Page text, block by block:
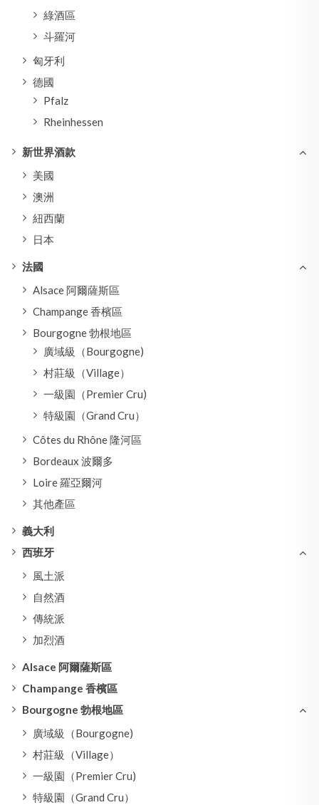
綠酒區
斗羅河
匈牙利
德國
Pfalz
Rheinhessen
新世界酒款
美國
澳洲
紐西蘭
日本
法國
Alsace 阿爾薩斯區
Champange 香檳區
Bourgogne 勃根地區
廣域級（Bourgogne)
村莊級（Village）
一級園（Premier Cru)
特級園（Grand Cru）
Côtes du Rhône 隆河區
Bordeaux 波爾多
Loire 羅亞爾河
其他產區
義大利
西班牙
風土派
自然酒
傳統派
加烈酒
Alsace 阿爾薩斯區
Champange 香檳區
Bourgogne 勃根地區
廣域級（Bourgogne)
村莊級（Village）
一級園（Premier Cru)
特級園（Grand Cru）